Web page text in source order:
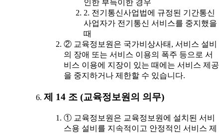
인한 부득이한 경우
2. 전기통신사업법에 규정된 기간통신
사업자가 전기통신 서비스를 중지했을
때
② 교육정보원은 국가비상사태, 서비스 설비
의 장애 또는 서비스 이용의 폭주 등으로 서
비스 이용에 지장이 있는 때에는 서비스 제공
을 중지하거나 제한할 수 있습니다.
제 14 조 (교육정보원의 의무)
① 교육정보원은 교육정보원에 설치된 서비
스용 설비를 지속적이고 안정적인 서비스 제